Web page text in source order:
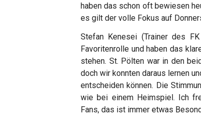
haben das schon oft bewiesen
es gilt der volle Fokus auf
Stefan Kenesei (Trainer des
Favoritenrolle und haben das
stehen. St. Pölten war in den
doch wir konnten daraus lernen
entscheiden können. Die
wie bei einem Heimspiel. Ich
Fans, das ist immer etwas